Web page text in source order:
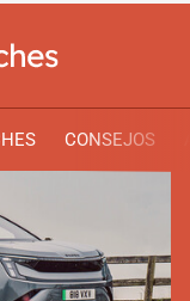
CONSEJOS